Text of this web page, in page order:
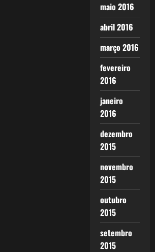
maio 2016
abril 2016
março 2016
fevereiro
2016
janeiro
2016
dezembro
2015
novembro
2015
outubro
2015
setembro
2015